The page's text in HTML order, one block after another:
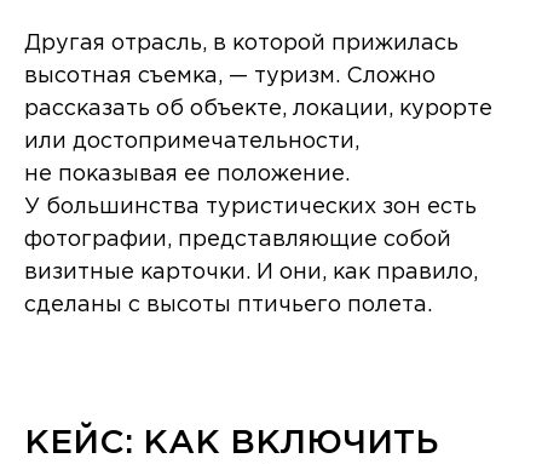
Другая отрасль, в которой прижилась
высотная съемка, — туризм. Сложно
рассказать об объекте, локации, курорте
или достопримечательности,
не показывая ее положение.
У большинства туристических зон есть
фотографии, представляющие собой
визитные карточки. И они, как правило,
сделаны с высоты птичьего полета.
КЕЙС: КАК ВКЛЮЧИТЬ